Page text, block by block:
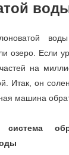
озеро. Если
на
Итак, он
машина
система